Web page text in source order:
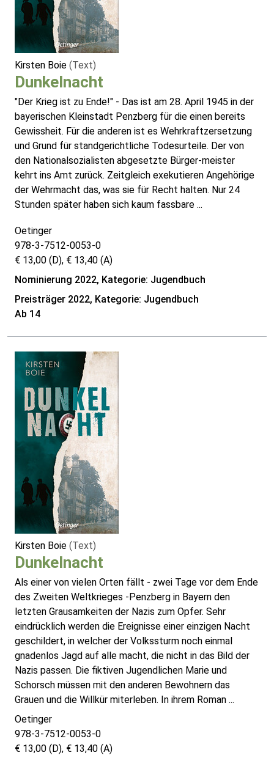
Kirsten Boie (Text)
Dunkelnacht
"Der Krieg ist zu Ende!" - Das ist am 28. April 1945 in der
bayerischen Kleinstadt Penzberg für die einen bereits
Gewissheit. Für die anderen ist es Wehrkraftzersetzung
und Grund für standgerichtliche Todesurteile. Der von
den Nationalsozialisten abgesetzte Bürger-meister
kehrt ins Amt zurück. Zeitgleich exekutieren Angehörige
der Wehrmacht das, was sie für Recht halten. Nur 24
Stunden später haben sich kaum fassbare ...
Oetinger
978-3-7512-0053-0
€ 13,00 (D), € 13,40 (A)
Nominierung 2022, Kategorie: Jugendbuch
Preisträger 2022, Kategorie: Jugendbuch
Ab 14
Kirsten Boie (Text)
Dunkelnacht
Als einer von vielen Orten fällt - zwei Tage vor dem Ende
des Zweiten Weltkrieges -Penzberg in Bayern den
letzten Grausamkeiten der Nazis zum Opfer. Sehr
eindrücklich werden die Ereignisse einer einzigen Nacht
geschildert, in welcher der Volkssturm noch einmal
gnadenlos Jagd auf alle macht, die nicht in das Bild der
Nazis passen. Die fiktiven Jugendlichen Marie und
Schorsch müssen mit den anderen Bewohnern das
Grauen und die Willkür miterleben. In ihrem Roman ...
Oetinger
978-3-7512-0053-0
€ 13,00 (D), € 13,40 (A)